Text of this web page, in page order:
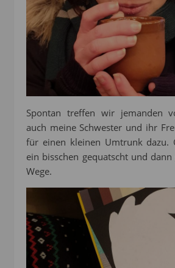
Spontan treffen wir jemanden
auch meine Schwester und ihr
für einen kleinen Umtrunk dazu.
ein bisschen gequatscht und
Wege.